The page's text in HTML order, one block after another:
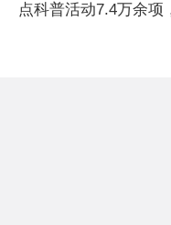
点科普活动7.4万余项